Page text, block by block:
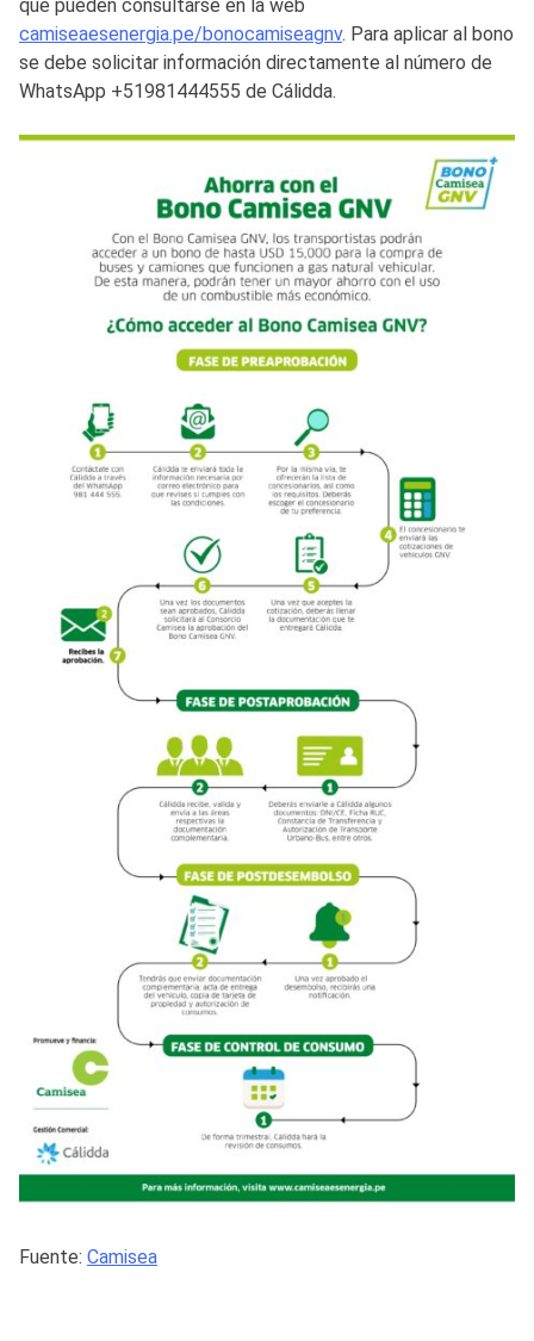
que pueden consultarse en la web
camiseaesenergia.pe/bonocamiseagnv. Para aplicar al bono
se debe solicitar información directamente al número de
WhatsApp +51981444555 de Cálidda.
Fuente: Camisea